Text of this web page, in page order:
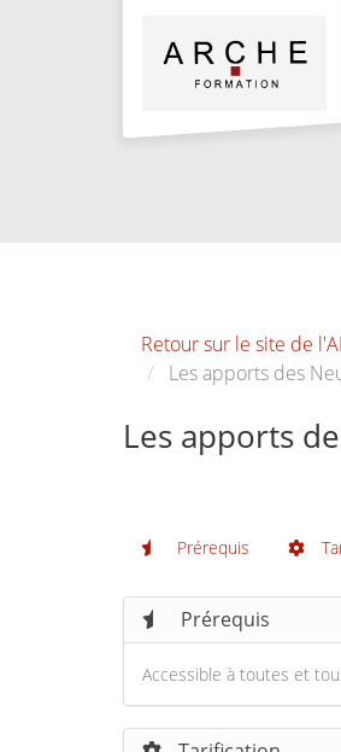
Retour sur le site de
Les apports des
Les apports
Prérequis
Prérequis
Accessible à toutes et